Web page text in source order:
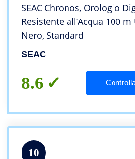
SEAC Chronos, Orologio
Resistente all’Acqua 100
Nero, Standard
SEAC
8.6
10